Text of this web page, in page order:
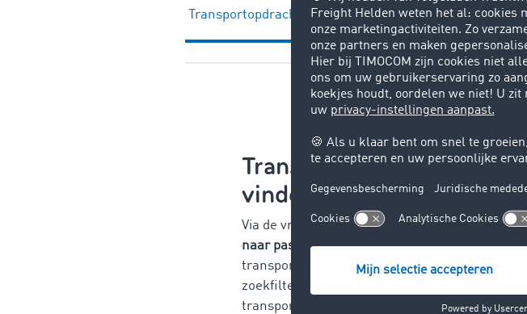
Transportopdrachten vinden
Transportopdrachten
toewijzen
Transportopdrachten
vinden
Via de vrachtbeurs kunt ugericht zoeken
naar passende vrachtenvoor uw
transportbedrijf. Met onze praktische
zoekfilters kunt u snel de juiste
transportopdrachten vinden om lege